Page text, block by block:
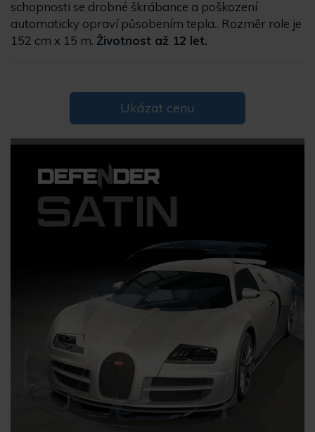
schopnosti se drobné škrábance a poškození
automaticky opraví působením tepla.. Rozměr role je
152 cm x 15 m. Životnost až 12 let.
Ukázat cenu